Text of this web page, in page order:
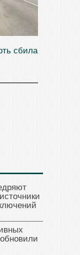
сбила